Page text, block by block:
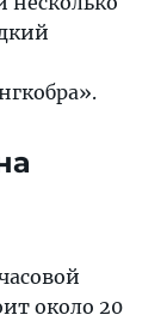
около 20